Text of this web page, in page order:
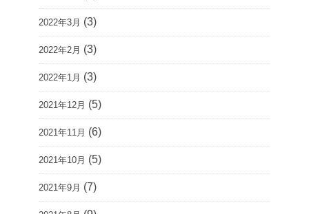
2022年3月 (3)
2022年2月 (3)
2022年1月 (3)
2021年12月 (5)
2021年11月 (6)
2021年10月 (5)
2021年9月 (7)